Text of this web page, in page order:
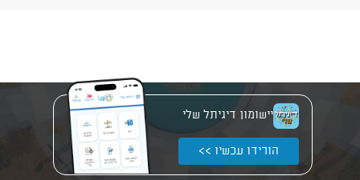
יישומון דיגיתל שלי
הורידו עכשיו >>